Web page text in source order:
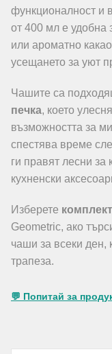
функционалност и
от 400 мл е удобна
или ароматно
усещането за уют
Чашите са
печка, което
възможността за
спестява време
ги правят лесни
кухненски
Изберете
Geometric, ако
чаши за всеки ден,
трапеза.
💬 Попитай за